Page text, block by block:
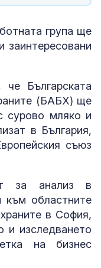
група ще
заинтересовани
Българската
(БАБХ) ще
сурово мляко и
в България,
съюз
за анализ в
към областните
в София,
и изследването
на бизнес